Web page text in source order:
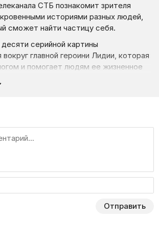
СТБ познакомит зрителя
историями разных людей,
сможет найти частицу себя.
серийной картины
вокруг главной героини Лидии, которая
и помогает людям ее жизненное
в Украину жизнь женщины, как и всех
важное для себя решение
и стать перевозчицей для других
трогательные
события, которые
ни украинского зрителя,
Ведь каждый прямо или косвенно,
Отправить